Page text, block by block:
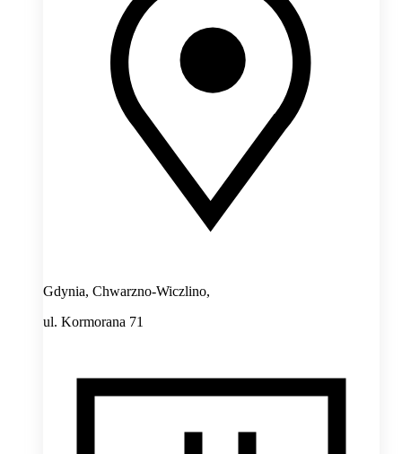
Gdynia, Chwarzno-Wiczlino,
ul. Kormorana 71